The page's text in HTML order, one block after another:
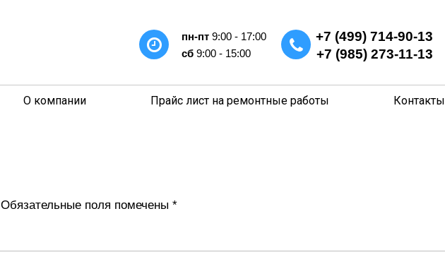
пн-пт 9:00 - 17:00
сб 9:00 - 15:00
+7 (499) 714-90-13
+7 (985) 273-11-13
О компании Прайс лист на ремонтные работы Контакты
Обязательные поля помечены *